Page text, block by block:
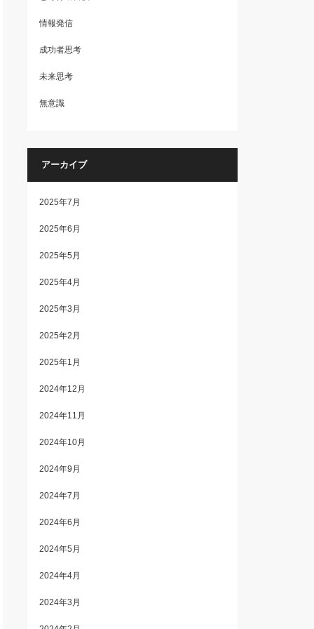
情報発信
成功者思考
未来思考
無意識
アーカイブ
2025年7月
2025年6月
2025年5月
2025年4月
2025年3月
2025年2月
2025年1月
2024年12月
2024年11月
2024年10月
2024年9月
2024年7月
2024年6月
2024年5月
2024年4月
2024年3月